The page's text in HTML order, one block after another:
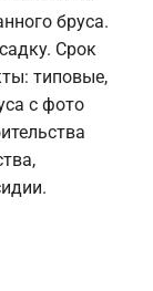
бруса.
Срок
типовые,
с фото